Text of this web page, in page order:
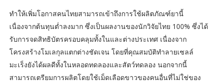
ทำให้เพิ่มโอกาสคนไทยสามารถเข้าถึงการใช้ผลิตภัณฑ์ยานี้
เนื่องจากต้นทุนต่ำลงมาก ซึ่งเป็นผลงานของนักวิจัยไทย 100% ซึ่งได้
รับการจดสิทธิบัตรครอบคลุมทั้งในและต่างประเทศ เนื่องจาก
โครงสร้างโมเลกุลแตกต่างชัดเจน โดยที่คุณสมบัติทำลายเซลล์
มะเร็งยังได้ผลดีทั้งในหลอดทดลองและสัตว์ทดลอง นอกจากนี้
สามารถเตรียมการผลิตโดยใช้เม็ดเลือดขาวของคนอื่นที่ไม่ใช่ของ